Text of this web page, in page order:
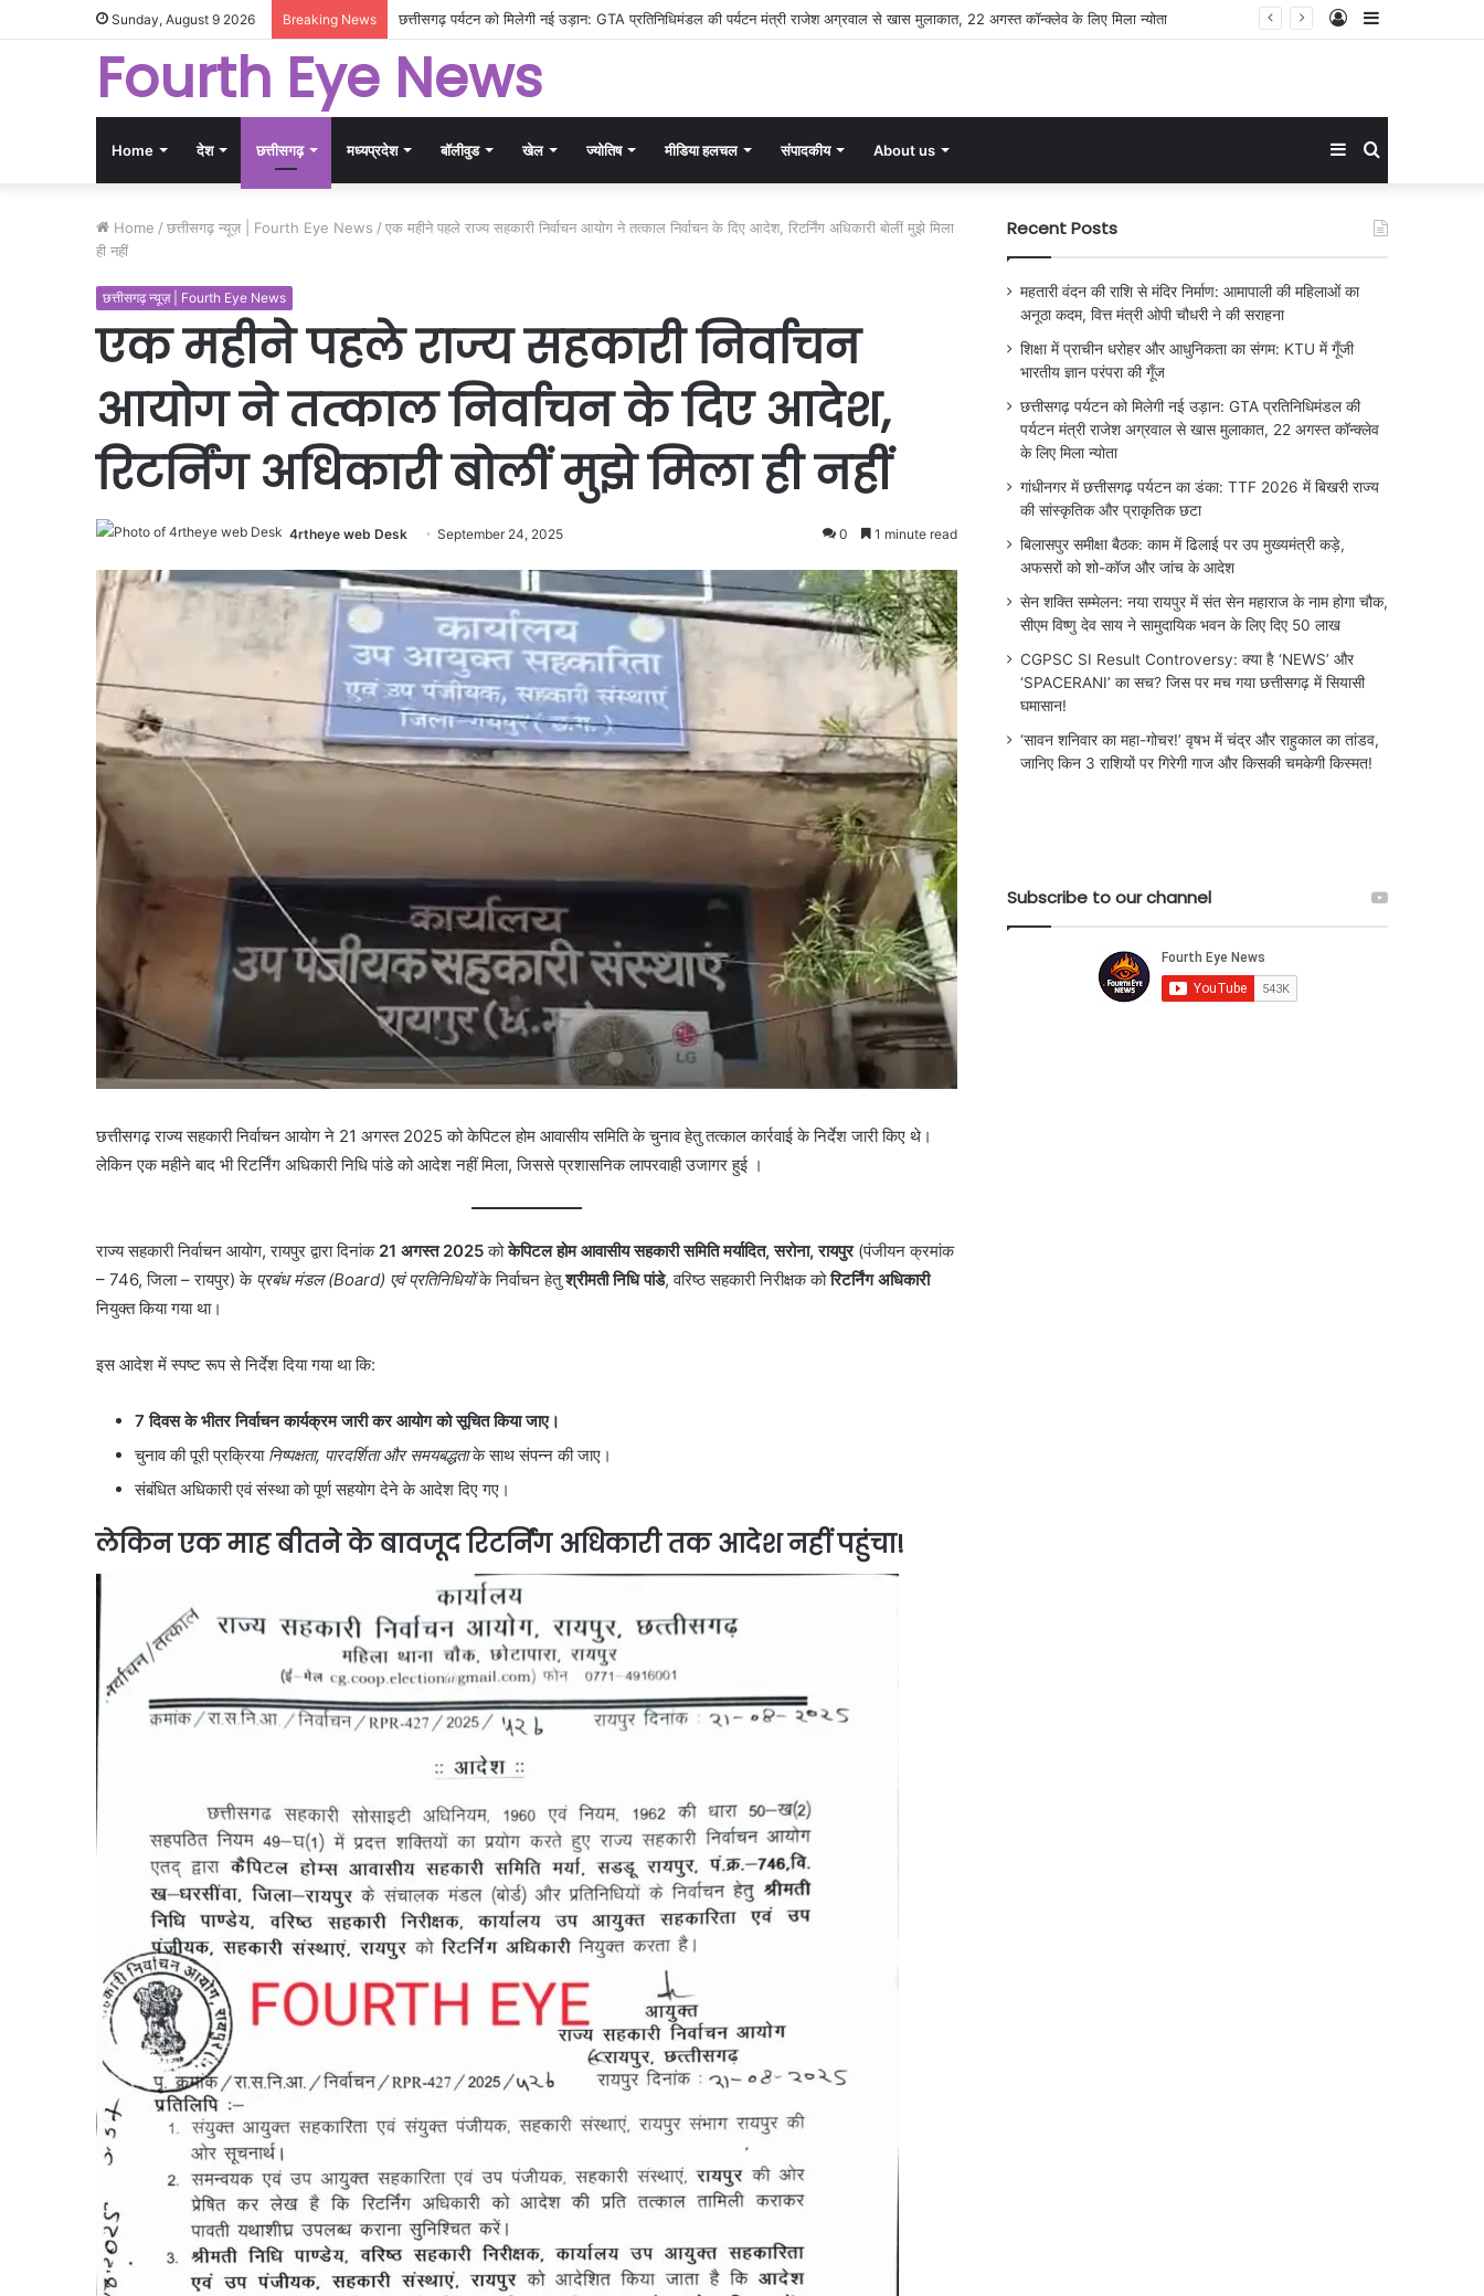
Sunday, August 9 2026 Breaking News गांधीनगर में छत्तीसगढ़ पर्यटन का डंका: TTF 2026 में बिखरी राज्य की सांस्कृतिक और प्राकृतिक छटा Sidebar
Log
Fourth Eye News
Home देश छत्तीसगढ़ मध्यप्रदेश बॉलीवुड खेल ज्योतिष मीडिया हलचल संपादकीय About us Search
for
Sidebar
Home / छत्तीसगढ़ न्यूज़ | Fourth Eye News / एक महीने पहले राज्य सहकारी निर्वाचन आयोग ने तत्काल निर्वाचन के दिए आदेश, रिटर्निंग अधिकारी बोलीं मुझे मिला
ही नहीं
छत्तीसगढ़ न्यूज़ | Fourth Eye News
एक महीने पहले राज्य सहकारी निर्वाचन
आयोग ने तत्काल निर्वाचन के दिए आदेश,
रिटर्निंग अधिकारी बोलीं मुझे मिला ही नहीं
4rtheye web Desk September 24, 2025 0 1 minute read
छत्तीसगढ़ राज्य सहकारी निर्वाचन आयोग ने 21 अगस्त 2025 को केपिटल होम आवासीय समिति के चुनाव हेतु तत्काल कार्रवाई के निर्देश जारी किए थे।
लेकिन एक महीने बाद भी रिटर्निंग अधिकारी निधि पांडे को आदेश नहीं मिला, जिससे प्रशासनिक लापरवाही उजागर हुई ।
राज्य सहकारी निर्वाचन आयोग, रायपुर द्वारा दिनांक 21 अगस्त 2025कोकेपिटल होम आवासीय सहकारी समिति मर्यादित, सरोना, रायपुर(पंजीयन क्रमांक
– 746, जिला – रायपुर) के प्रबंध मंडल (Board) एवं प्रतिनिधियोंके निर्वाचन हेतुश्रीमती निधि पांडे, वरिष्ठ सहकारी निरीक्षक कोरिटर्निंग अधिकारी
नियुक्त किया गया था।
इस आदेश में स्पष्ट रूप से निर्देश दिया गया था कि:
7 दिवस के भीतर निर्वाचन कार्यक्रम जारी कर आयोग को सूचित किया जाए।
चुनाव की पूरी प्रक्रिया निष्पक्षता, पारदर्शिता और समयबद्धताके साथ संपन्न की जाए।
संबंधित अधिकारी एवं संस्था को पूर्ण सहयोग देने के आदेश दिए गए।
लेकिन एक माह बीतने के बावजूद रिटर्निंग अधिकारी तक आदेश नहीं पहुंचा!
Recent Posts
महतारी वंदन की राशि से मंदिर निर्माण: आमापाली की महिलाओं का
अनूठा कदम, वित्त मंत्री ओपी चौधरी ने की सराहना
शिक्षा में प्राचीन धरोहर और आधुनिकता का संगम: KTU में गूँजी
भारतीय ज्ञान परंपरा की गूँज
छत्तीसगढ़ पर्यटन को मिलेगी नई उड़ान: GTA प्रतिनिधिमंडल की
पर्यटन मंत्री राजेश अग्रवाल से खास मुलाकात, 22 अगस्त कॉन्क्लेव
के लिए मिला न्योता
गांधीनगर में छत्तीसगढ़ पर्यटन का डंका: TTF 2026 में बिखरी राज्य
की सांस्कृतिक और प्राकृतिक छटा
बिलासपुर समीक्षा बैठक: काम में ढिलाई पर उप मुख्यमंत्री कड़े,
अफसरों को शो-कॉज और जांच के आदेश
सेन शक्ति सम्मेलन: नया रायपुर में संत सेन महाराज के नाम होगा चौक,
सीएम विष्णु देव साय ने सामुदायिक भवन के लिए दिए 50 लाख
CGPSC SI Result Controversy: क्या है ‘NEWS’ और
‘SPACERANI’ का सच? जिस पर मच गया छत्तीसगढ़ में सियासी
घमासान!
‘सावन शनिवार का महा-गोचर!’ वृषभ में चंद्र और राहुकाल का तांडव,
जानिए किन 3 राशियों पर गिरेगी गाज और किसकी चमकेगी किस्मत!
Subscribe to our channel